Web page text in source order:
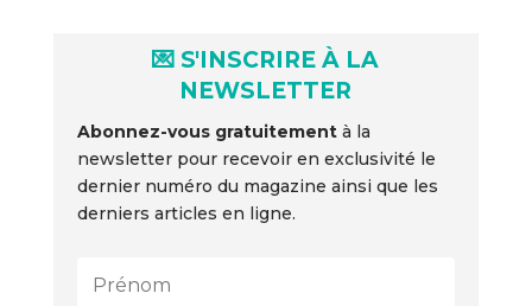
💌 S'INSCRIRE À LA
NEWSLETTER
Abonnez-vous gratuitementà la
newsletter pour recevoir en exclusivité le
dernier numéro du magazine ainsi que les
derniers articles en ligne.